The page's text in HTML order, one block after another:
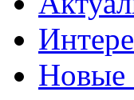
Новые